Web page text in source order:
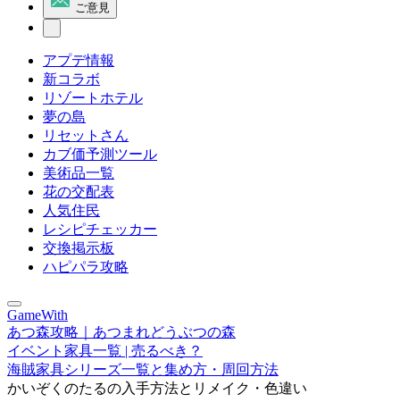
ご意見
アプデ情報
新コラボ
リゾートホテル
夢の島
リセットさん
カブ価予測ツール
美術品一覧
花の交配表
人気住民
レシピチェッカー
交換掲示板
ハピパラ攻略
GameWith
あつ森攻略｜あつまれどうぶつの森
イベント家具一覧 | 売るべき？
海賊家具シリーズ一覧と集め方・周回方法
かいぞくのたるの入手方法とリメイク・色違い